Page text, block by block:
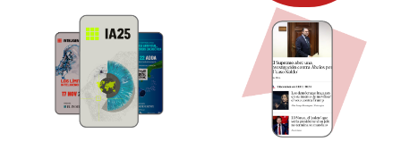
Quiénes somos
Especificaciones